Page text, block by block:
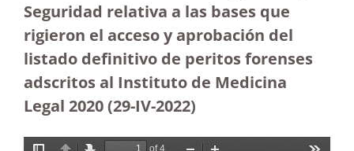
Seguridad relativa a las bases que
rigieron el acceso y aprobación del
listado definitivo de peritos forenses
adscritos al Instituto de Medicina
Legal 2020 (29-IV-2022)